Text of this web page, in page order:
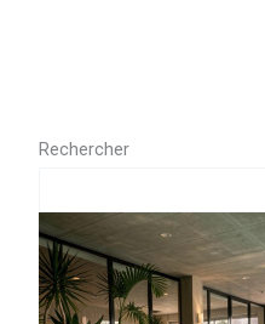
Rechercher